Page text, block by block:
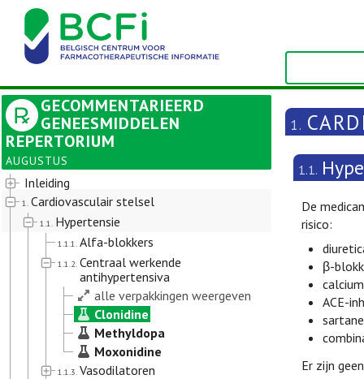
GECOMMENTARIEERD
GENEESMIDDELEN
REPERTORIUM
AUGUSTUS
Inleiding
1. Cardiovasculair stelsel
1.1. Hypertensie
1.1.1. Alfa-blokkers
1.1.2. Centraal werkende
antihypertensiva
alle verpakkingen weergeven
Clonidine
Methyldopa
Moxonidine
1.1.3. Vasodilatoren
1.
1.1.
De
risico:
β-
ACE-
Er zijn